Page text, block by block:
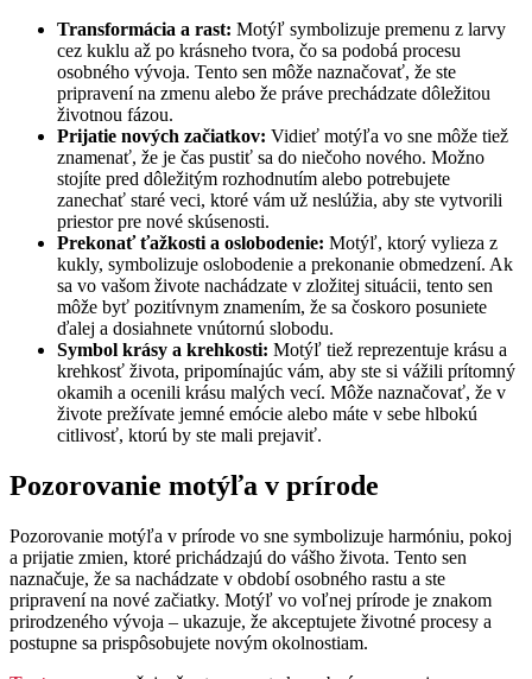
Transformácia a rast: Motýľ symbolizuje premenu z larvy
cez kuklu až po krásneho tvora, čo sa podobá procesu
osobného vývoja. Tento sen môže naznačovať, že ste
pripravení na zmenu alebo že práve prechádzate dôležitou
životnou fázou.
Prijatie nových začiatkov: Vidieť motýľa vo sne môže tiež
znamenať, že je čas pustiť sa do niečoho nového. Možno
stojíte pred dôležitým rozhodnutím alebo potrebujete
zanechať staré veci, ktoré vám už neslúžia, aby ste vytvorili
priestor pre nové skúsenosti.
Prekonať ťažkosti a oslobodenie: Motýľ, ktorý vylieza z
kukly, symbolizuje oslobodenie a prekonanie obmedzení. Ak
sa vo vašom živote nachádzate v zložitej situácii, tento sen
môže byť pozitívnym znamením, že sa čoskoro posuniete
ďalej a dosiahnete vnútornú slobodu.
Symbol krásy a krehkosti: Motýľ tiež reprezentuje krásu a
krehkosť života, pripomínajúc vám, aby ste si vážili prítomný
okamih a ocenili krásu malých vecí. Môže naznačovať, že v
živote prežívate jemné emócie alebo máte v sebe hlbokú
citlivosť, ktorú by ste mali prejaviť.
Pozorovanie motýľa v prírode
Pozorovanie motýľa v prírode vo sne symbolizuje harmóniu, pokoj
a prijatie zmien, ktoré prichádzajú do vášho života. Tento sen
naznačuje, že sa nachádzate v období osobného rastu a ste
pripravení na nové začiatky. Motýľ vo voľnej prírode je znakom
prirodzeného vývoja – ukazuje, že akceptujete životné procesy a
postupne sa prispôsobujete novým okolnostiam.